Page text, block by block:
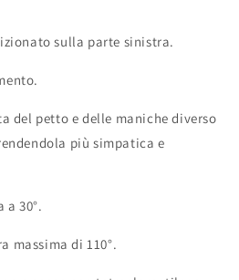
sulla parte sinistra.
del petto e delle maniche diverso
più simpatica e
a 30°.
massima di 110°.